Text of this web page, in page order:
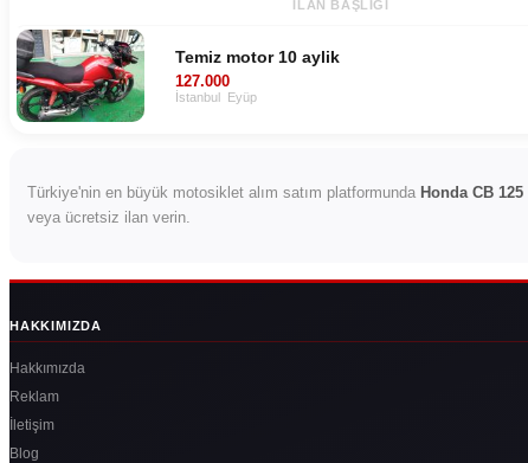
İLAN BAŞLIĞI
Temiz motor 10 aylik
127.000
İstanbul Eyüp
Türkiye'nin en büyük motosiklet alım satım platformunda Honda CB 125
veya ücretsiz ilan verin.
HAKKIMIZDA
Hakkımızda
Reklam
İletişim
Blog